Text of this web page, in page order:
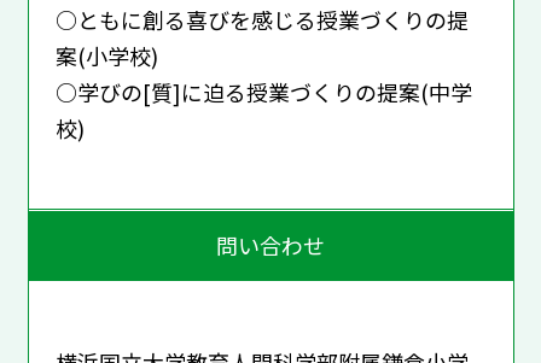
○ともに創る喜びを感じる授業づくりの提
案(小学校)
○学びの[質]に迫る授業づくりの提案(中学
校)
問い合わせ